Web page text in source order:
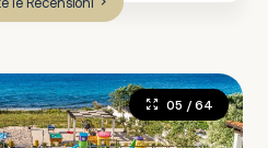
05 / 64